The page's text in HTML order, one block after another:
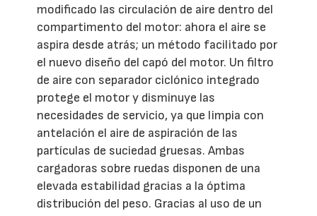
modificado las circulación de aire dentro del
compartimento del motor: ahora el aire se
aspira desde atrás; un método facilitado por
el nuevo diseño del capó del motor. Un filtro
de aire con separador ciclónico integrado
protege el motor y disminuye las
necesidades de servicio, ya que limpia con
antelación el aire de aspiración de las
partículas de suciedad gruesas. Ambas
cargadoras sobre ruedas disponen de una
elevada estabilidad gracias a la óptima
distribución del peso. Gracias al uso de un